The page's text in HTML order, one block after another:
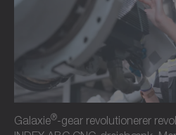
Galaxie®-gear revolutionerer